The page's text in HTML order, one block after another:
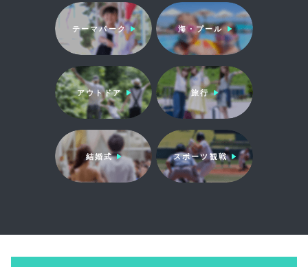
テーマパーク 海・プール
アウトドア 旅行
結婚式 スポーツ観戦